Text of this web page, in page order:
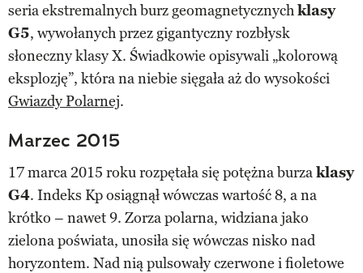
seria ekstremalnych burz geomagnetycznychklasy
G5, wywołanych przez gigantyczny rozbłysk
słoneczny klasy X. Świadkowie opisywali „kolorową
eksplozję”, która na niebie sięgała aż do wysokości
Gwiazdy Polarnej.
Marzec 2015
17 marca 2015 roku rozpętała się potężna burzaklasy
G4. Indeks Kp osiągnął wówczas wartość 8, a na
krótko – nawet 9. Zorza polarna, widziana jako
zielona poświata, unosiła się wówczas nisko nad
horyzontem. Nad nią pulsowały czerwone i fioletowe